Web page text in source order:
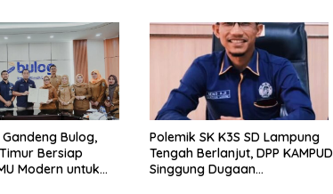
Bulog,
Bersiap
Modern untuk
Polemik SK K3S SD Lampung
Tengah Berlanjut, DPP KAMPUD
Singgung Dugaan